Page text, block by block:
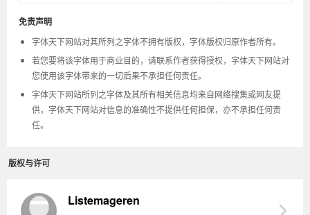
免责声明
字体天下网站对其所列之字体不拥有版权，字体版权归原作者所有。
若您要将该字体用于商业目的，请联系作者获得授权，字体天下网站对
您使用该字体带来的一切后果不承担任何责任。
字体天下网站所列之字体及其所有相关信息均来自网络搜集或网友提
供，字体天下网站对信息的准确性不提供任何担保，亦不承担任何责
任。
版权与许可
Listemageren